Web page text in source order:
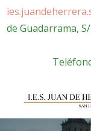
de Guadarrama,